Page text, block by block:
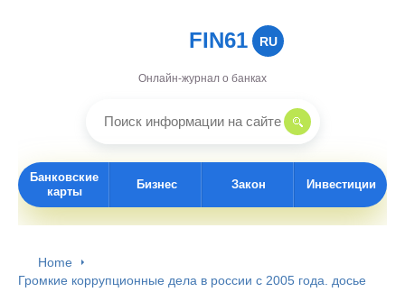
FIN61 RU
Онлайн-журнал о банках
Банковские
карты
Бизнес Закон Инвестиции
Home
Громкие коррупционные дела в россии с 2005 года. досье